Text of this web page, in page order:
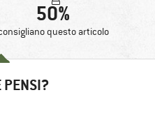
50%
questo articolo
PENSI?